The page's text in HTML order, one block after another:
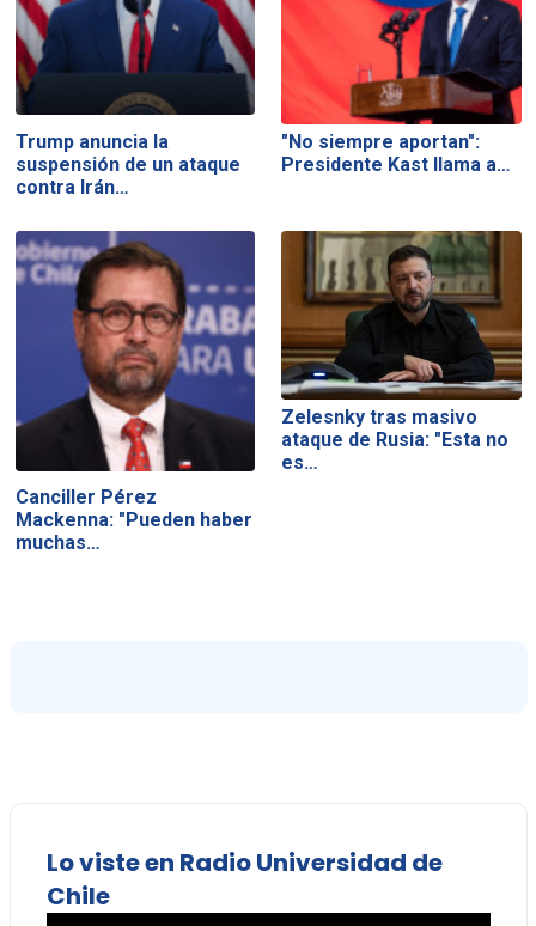
Trump anuncia la
suspensión de un ataque
contra Irán…
"No siempre aportan":
Presidente Kast llama a…
Canciller Pérez
Mackenna: "Pueden haber
muchas…
Zelesnky tras masivo
ataque de Rusia: "Esta no
es…
Lo viste en Radio Universidad de
Chile